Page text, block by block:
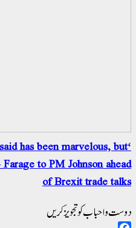
you’ve said has been
you’ – Farage to PM
of
کریں